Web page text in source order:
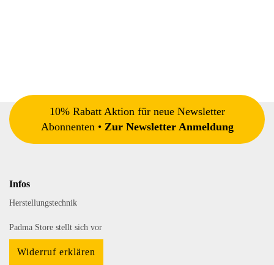
10% Rabatt Aktion für neue Newsletter
Abonnenten • Zur Newsletter Anmeldung
Infos
Herstellungstechnik
Padma Store stellt sich vor
Widerruf erklären